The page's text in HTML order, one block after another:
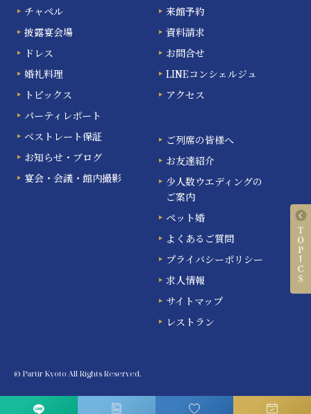
チャペル
披露宴会場
ドレス
婚礼料理
トピックス
パーティレポート
ベストレート保証
お知らせ・ブログ
宴会・会議・館内撮影
来館予約
資料請求
お問合せ
LINEコンシェルジュ
アクセス
ご列席の皆様へ
お友達紹介
少人数ウエディングの
ご案内
ペット婚
よくあるご質問
プライバシーポリシー
求人情報
サイトマップ
レストラン
© Partir Kyoto All Rights Reserved.